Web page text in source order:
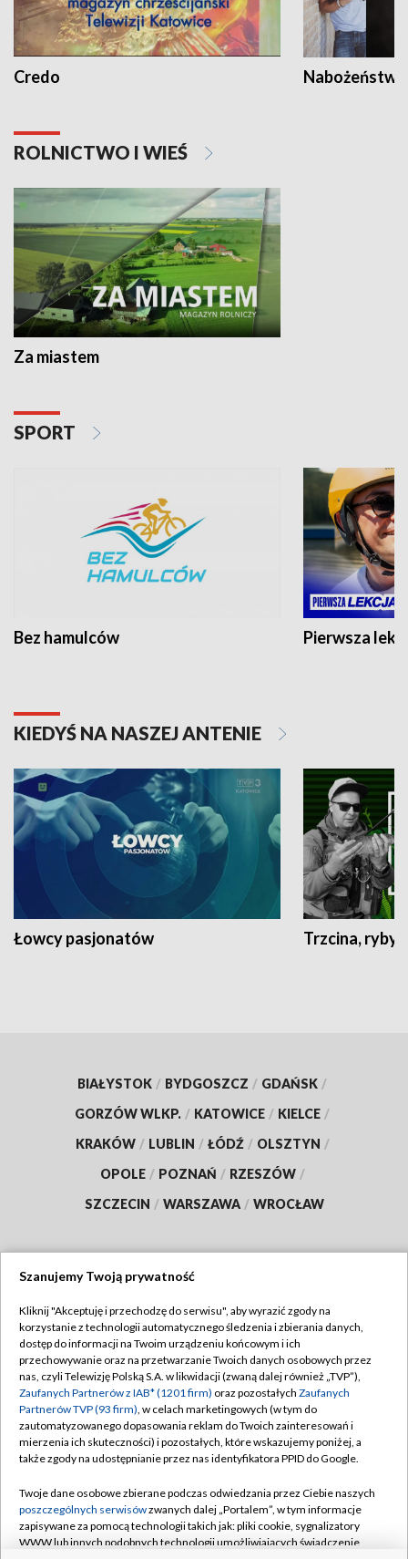
Credo
ROLNICTWO I WIEŚ
Za miastem
SPORT
Bez hamulców Pierwsza
KIEDYŚ NA NASZEJ ANTENIE
Łowcy pasjonatów Trzcina, ryby
BIAŁYSTOK / BYDGOSZCZ / GDAŃSK /
GORZÓW WLKP. / KATOWICE / KIELCE /
KRAKÓW / LUBLIN / ŁÓDŹ / OLSZTYN /
OPOLE / POZNAŃ / RZESZÓW /
SZCZECIN / WARSZAWA / WROCŁAW
TVP
Abonament TVP
Emisja w TVP
Centrum informacji TVP
Naziemna Telewizja Cyfrowa
Rada Programowa
System NOS
Regulamin TVP
Polityka prywatności
Moje zgody
Pomoc
Kontakt
Szanujemy Twoją prywatność
Kliknij "Akceptuję i przechodzę do serwisu", aby wyrazić zgody na
korzystanie z technologii automatycznego śledzenia i zbierania danych,
dostęp do informacji na Twoim urządzeniu końcowym i ich
przechowywanie oraz na przetwarzanie Twoich danych osobowych przez
nas, czyli Telewizję Polską S.A. w likwidacji (zwaną dalej również „TVP”),
Zaufanych Partnerów z IAB* (1201 firm) oraz pozostałych Zaufanych
Partnerów TVP (93 firm), w celach marketingowych (w tym do
zautomatyzowanego dopasowania reklam do Twoich zainteresowań i
mierzenia ich skuteczności) i pozostałych, które wskazujemy poniżej, a
także zgody na udostępnianie przez nas identyfikatora PPID do Google.
Twoje dane osobowe zbierane podczas odwiedzania przez Ciebie naszych
poszczególnych serwisówzwanych dalej „Portalem”, w tym informacje
zapisywane za pomocą technologii takich jak: pliki cookie, sygnalizatory
WWW lub innych podobnych technologii umożliwiających świadczenie